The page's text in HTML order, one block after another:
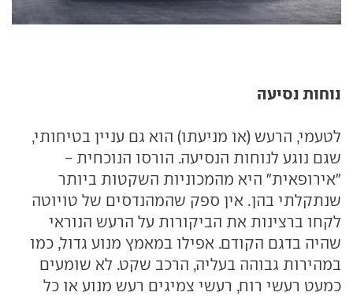
נוחות נסיעה
לטעמי, הרעש (או מניעתו) הוא גם עניין בטיחותי,
שגם נוגע לנוחות הנסיעה. הורסו הנוכחית -
"אירופאית" היא מהמכוניות השקטות ביותר
שנתקלתי בהן. אין ספק שהמהנדסים של טויוטה
לקחו ברצינות את הביקורות על הרעש הנוראי
שהיה בדגם הקודם. אפילו במאמץ מנוע גדול, כמו
במהירות גבוהה בעליה, הרכב שקט. לא שומעים
כמעט רעשי רוח, רעשי צמיגים רעש מנוע או כל